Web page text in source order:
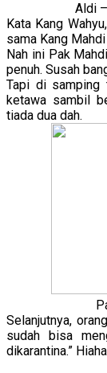
Aldi
Kata Kang
sama Kang
Nah ini Pak
penuh. Susah
Tapi di samping
ketawa sambil
tiada dua dah.
Selanjutnya,
sudah bisa
dikarantina.”